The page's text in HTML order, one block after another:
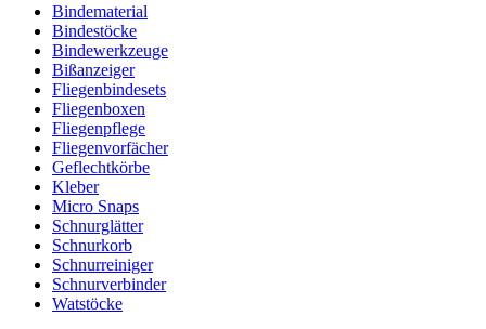
Bindematerial
Bindestöcke
Bindewerkzeuge
Bißanzeiger
Fliegenbindesets
Fliegenboxen
Fliegenpflege
Fliegenvorfächer
Geflechtkörbe
Kleber
Micro Snaps
Schnurglätter
Schnurkorb
Schnurreiniger
Schnurverbinder
Watstöcke